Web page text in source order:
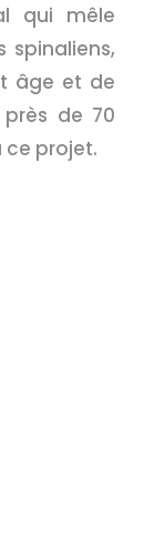
qui mêle
spinaliens,
âge et de
de 70
ce projet.